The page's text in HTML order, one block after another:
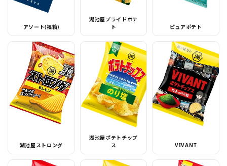
アソート(福箱)
湖池屋プライドポテ
ト
ピュアポテト
湖池屋ストロング
湖池屋ポテトチップ
ス
VIVANT